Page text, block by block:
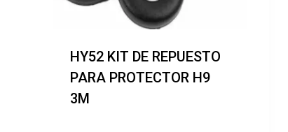
HY52 KIT DE REPUESTO
PARA PROTECTOR H9
3M